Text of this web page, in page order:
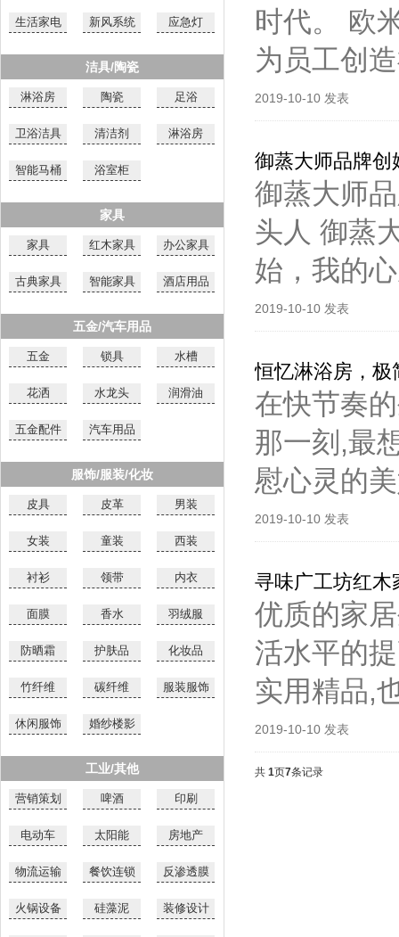
生活家电 新风系统 应急灯
洁具/陶瓷
淋浴房 陶瓷 足浴
卫浴洁具 清洁剂 淋浴房
智能马桶 浴室柜
家具
家具 红木家具 办公家具
古典家具 智能家具 酒店用品
五金/汽车用品
五金 锁具 水槽
花洒 水龙头 润滑油
五金配件 汽车用品
服饰/服装/化妆
皮具 皮革 男装
女装 童装 西装
衬衫 领带 内衣
面膜 香水 羽绒服
防晒霜 护肤品 化妆品
竹纤维 碳纤维 服装服饰
休闲服饰 婚纱楼影
工业/其他
营销策划 啤酒 印刷
电动车 太阳能 房地产
物流运输 餐饮连锁 反渗透膜
火锅设备 硅藻泥 装修设计
时代。 欧
为员工创
2019-10-10 发表
御蒸大师品牌创
御蒸大师
头人 御蒸
始，我的
2019-10-10 发表
恒忆淋浴房，极
在快节奏
那一刻,最
慰心灵的
2019-10-10 发表
寻味广工坊红木
优质的家
活水平的
实用精品,
2019-10-10 发表
共 1页7条记录